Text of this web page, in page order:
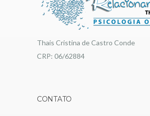
Thais Cristina de Castro Conde
CRP: 06/62884
CONTATO